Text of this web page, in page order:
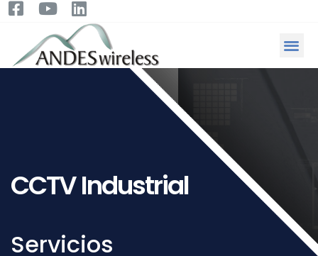
CCTV Industrial
Servicios